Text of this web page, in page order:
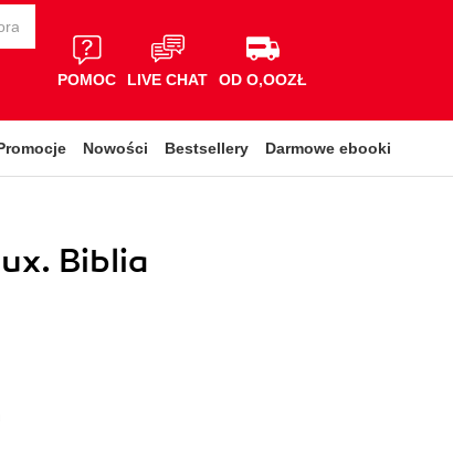
POMOC LIVE CHAT OD O,OOZŁ
Nowości Bestsellery Darmowe ebooki
Biblia